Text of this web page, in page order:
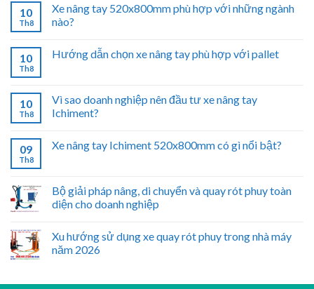
10
Th8
Xe nâng tay 520x800mm phù hợp với những ngành
nào?
10
Th8
Hướng dẫn chọn xe nâng tay phù hợp với pallet
10
Th8
Vì sao doanh nghiệp nên đầu tư xe nâng tay
Ichiment?
09
Th8
Xe nâng tay Ichiment 520x800mm có gì nổi bật?
Bộ giải pháp nâng, di chuyển và quay rót phuy toàn
diện cho doanh nghiệp
Xu hướng sử dụng xe quay rót phuy trong nhà máy
năm 2026